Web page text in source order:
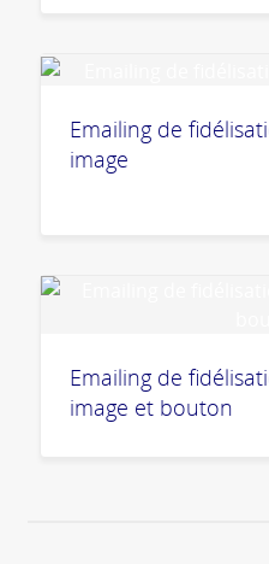
Emailing de
image
Emailing de
image et bouton